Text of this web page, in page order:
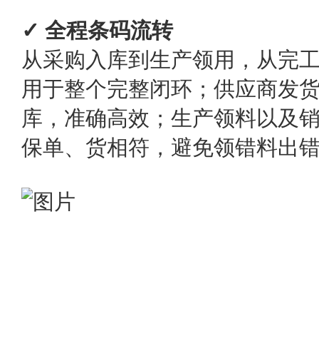
✓ 全程条码流转
从采购入库到生产领用，从完
用于整个完整闭环；供应商发
库，准确高效；生产领料以及
保单、货相符，避免领错料出